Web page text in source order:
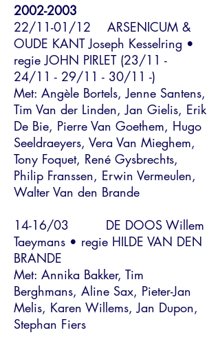
2002-2003
22/11-01/12 ARSENICUM &
OUDE KANT Joseph Kesselring •
regie JOHN PIRLET (23/11 -
24/11 - 29/11 - 30/11 -)
Met: Angèle Bortels, Jenne Santens,
Tim Van der Linden, Jan Gielis, Erik
De Bie, Pierre Van Goethem, Hugo
Seeldraeyers, Vera Van Mieghem,
Tony Foquet, René Gysbrechts,
Philip Franssen, Erwin Vermeulen,
Walter Van den Brande
14-16/03 DE DOOS Willem
Taeymans • regie HILDE VAN DEN
BRANDE
Met: Annika Bakker, Tim
Berghmans, Aline Sax, Pieter-Jan
Melis, Karen Willems, Jan Dupon,
Stephan Fiers